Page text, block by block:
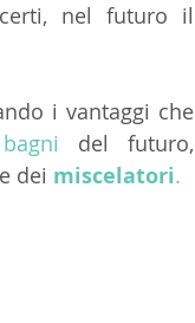
nel futuro il
i vantaggi che
bagni del futuro,
dei miscelatori.